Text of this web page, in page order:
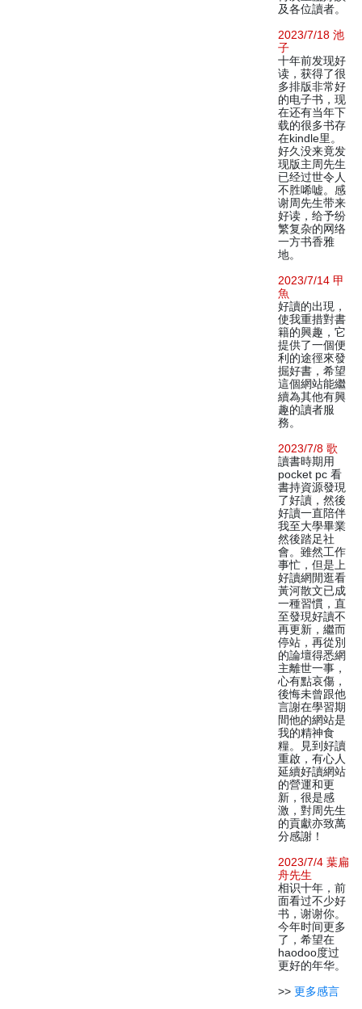
及各位讀者。
2023/7/18 池
子
十年前发现好
读，获得了很
多排版非常好
的电子书，现
在还有当年下
载的很多书存
在kindle里。
好久没来竟发
现版主周先生
已经过世令人
不胜唏嘘。感
谢周先生带来
好读，给予纷
繁复杂的网络
一方书香雅
地。
2023/7/14 甲
魚
好讀的出現，
使我重措對書
籍的興趣，它
提供了一個便
利的途徑來發
掘好書，希望
這個網站能繼
續為其他有興
趣的讀者服
務。
2023/7/8 歌
讀書時期用
pocket pc 看
書持資源發現
了好讀，然後
好讀一直陪伴
我至大學畢業
然後踏足社
會。雖然工作
事忙，但是上
好讀網閒逛看
黃河散文已成
一種習慣，直
至發現好讀不
再更新，繼而
停站，再從別
的論壇得悉網
主離世一事，
心有點哀傷，
後悔未曾跟他
言謝在學習期
間他的網站是
我的精神食
糧。見到好讀
重啟，有心人
延續好讀網站
的營運和更
新，很是感
激，對周先生
的貢獻亦致萬
分感謝！
2023/7/4 葉扁
舟先生
相识十年，前
面看过不少好
书，谢谢你。
今年时间更多
了，希望在
haodoo度过
更好的年华。
>> 更多感言